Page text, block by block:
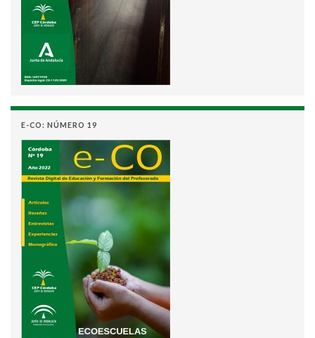
E-CO: NÚMERO 19